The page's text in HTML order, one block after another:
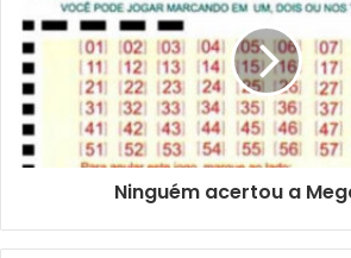
Ninguém acertou a